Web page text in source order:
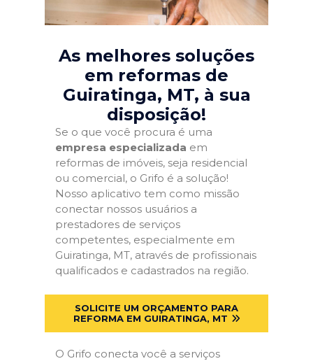
As melhores soluções
em reformas de
Guiratinga, MT, à sua
disposição!
Se o que você procura é uma
empresa especializada em
reformas de imóveis, seja residencial
ou comercial, o Grifo é a solução!
Nosso aplicativo tem como missão
conectar nossos usuários a
prestadores de serviços
competentes, especialmente em
Guiratinga, MT, através de profissionais
qualificados e cadastrados na região.
SOLICITE UM ORÇAMENTO PARA
REFORMA EM GUIRATINGA, MT
O Grifo conecta você a serviços